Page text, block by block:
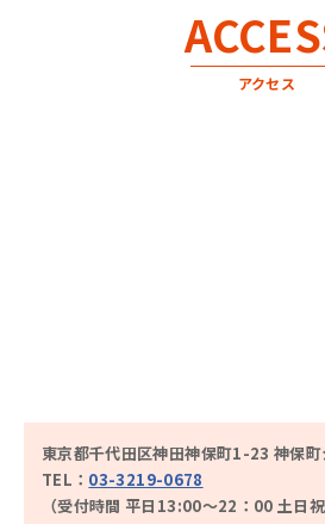
アクセス
東京都千代田区神田神保町1-23 神保
TEL： 03-3219-0678
（受付時間 平日13:00～22：00 土